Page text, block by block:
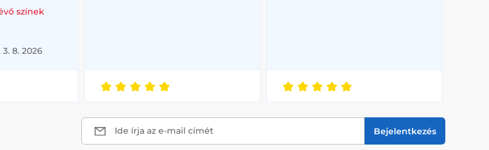
színek
8. 2026
Ide írja az e-mail címét Bejelentkezés